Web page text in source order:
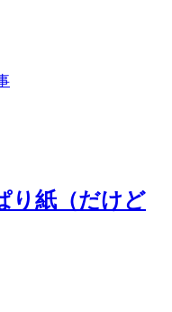
紙（だけど